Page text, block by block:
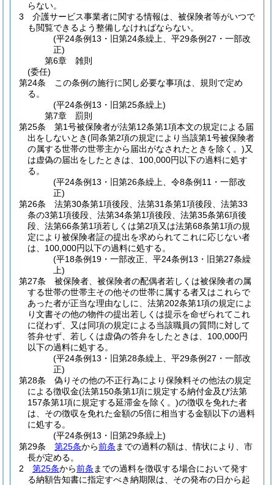
らない。
3
介護サービス事業者に関する情報は、被保険者等がいつで
も閲覧できるよう整備しなければならない。
(平24条例13・旧第24条繰上、平29条例27・一部改
正)
第6章
雑則
(委任)
第24条
この条例の施行に関し必要な事項は、規則で定め
る。
(平24条例13・旧第25条繰上)
第7章
罰則
第25条
第1号被保険者が法第12条第1項本文の規定による届
出をしないとき(同条第2項の規定により当該第1号被保険者
の属する世帯の世帯主から届出がなされたときを除く。)又
は虚偽の届出をしたときは、100,000円以下の過料に処す
る。
(平24条例13・旧第26条繰上、令8条例11・一部改
正)
第26条
法第30条第1項後段、法第31条第1項後段、法第33
条の3第1項後段、法第34条第1項後段、法第35条第6項後
段、法第66条第1項若しくは第2項又は法第68条第1項の規
定により被保険者証の提出を求められてこれに応じない者
は、100,000円以下の過料に処する。
(平18条例19・一部改正、平24条例13・旧第27条繰
上)
第27条
被保険者、被保険者の配偶者若しくは被保険者の属
する世帯の世帯主その他その世帯に属する者又はこれらで
あった者が正当な理由なしに、法第202条第1項の規定によ
り文書その他の物件の提出若しくは提示を命ぜられてこれ
に従わず、又は同項の規定による当該職員の質問に対して
答弁せず、若しくは虚偽の答弁をしたときは、100,000円
以下の過料に処する。
(平24条例13・旧第28条繰上、平29条例27・一部改
正)
第28条
偽りその他の不正行為により保険料その他法の規定
による徴収金(法第150条第1項に規定する納付金及び法第
157条第1項に規定する延滞金を除く。)の徴収を免れた者
は、その徴収を免れた金額の5倍に相当する金額以下の過料
に処する。
(平24条例13・旧第29条繰上)
第29条
第25条から前条 までの過料の額は、情状により、市
長が定める。
2
第25条から前条 までの過料を徴収する場合において発す
る納額告知書に指定すべき納期限は、その発布の日から起